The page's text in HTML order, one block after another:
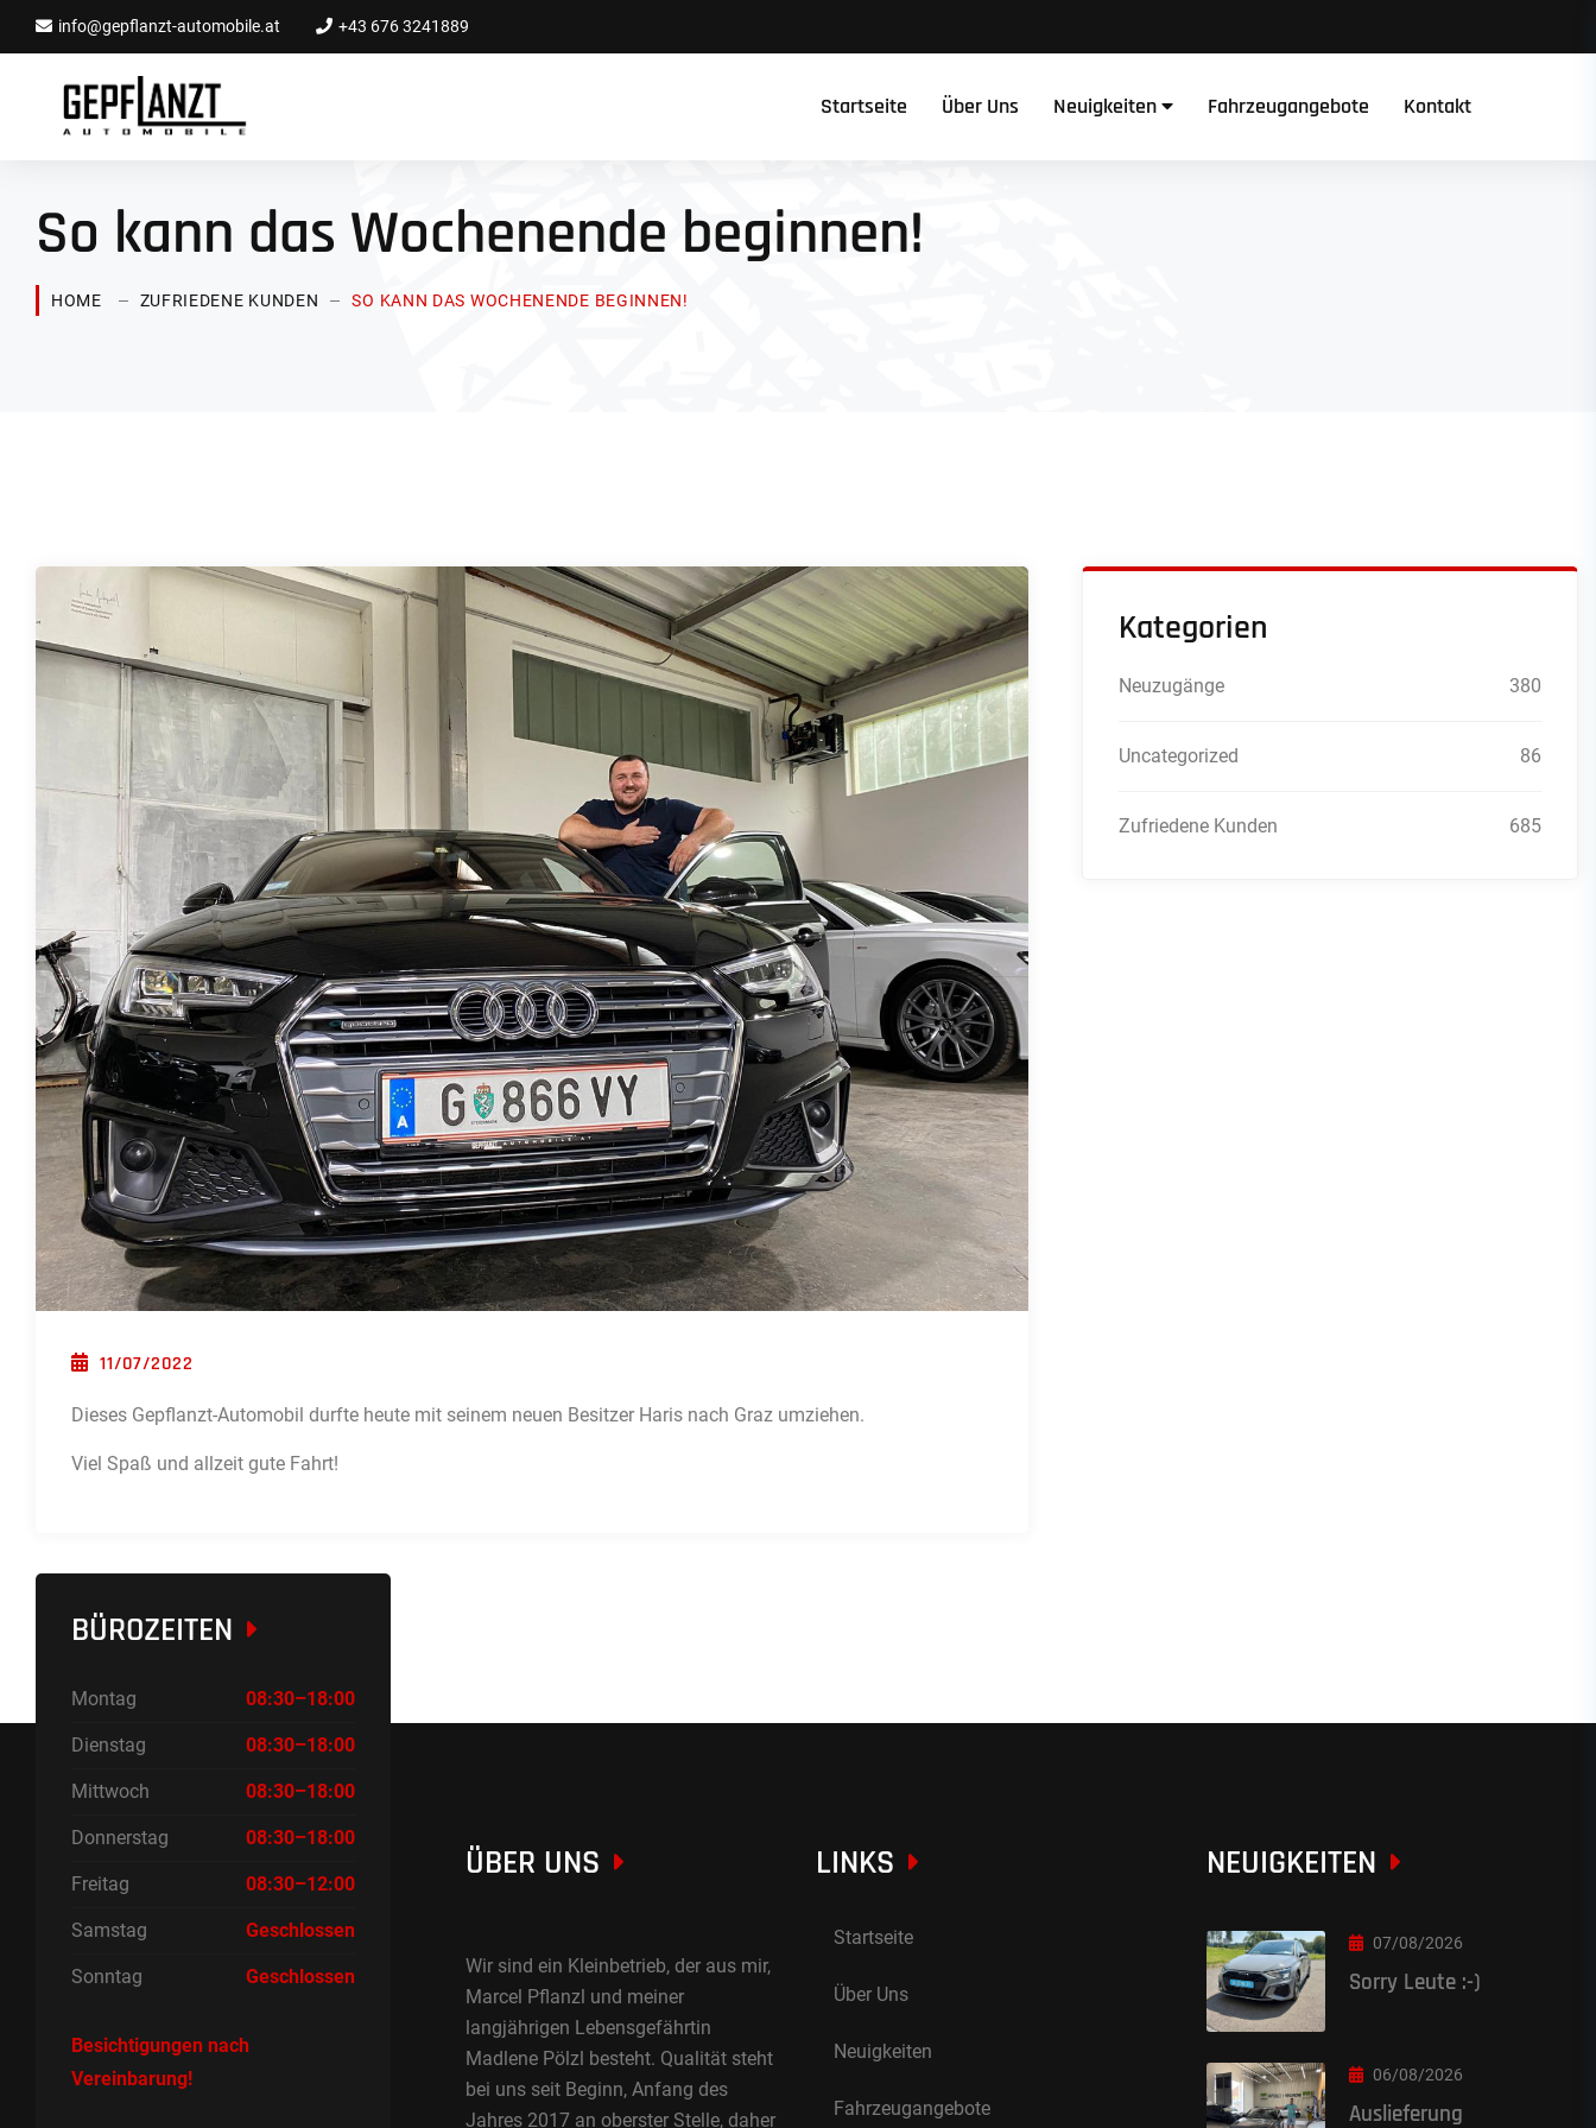
info@gepflanzt-automobile.at +43 676 3241889
Startseite Über Uns Neuigkeiten Fahrzeugangebote Kontakt
So kann das Wochenende beginnen!
HOME ZUFRIEDENE KUNDEN SO KANN DAS WOCHENENDE BEGINNEN!
POSTED ON
11/07/2022
Dieses Gepflanzt-Automobil durfte heute mit seinem neuen Besitzer Haris nach Graz umziehen.
Viel Spaß und allzeit gute Fahrt!
Kategorien
Neuzugänge 380
Uncategorized 86
Zufriedene Kunden 685
BÜROZEITEN
Montag 08:30–18:00
Dienstag 08:30–18:00
Mittwoch 08:30–18:00
Donnerstag 08:30–18:00
Freitag 08:30–12:00
Samstag Geschlossen
Sonntag Geschlossen
Besichtigungen nach
Vereinbarung!
ÜBER UNS
Wir sind ein Kleinbetrieb, der aus mir,
Marcel Pflanzl und meiner
langjährigen Lebensgefährtin
Madlene Pölzl besteht. Qualität steht
bei uns seit Beginn, Anfang des
Jahres 2017 an oberster Stelle, daher
LINKS
Startseite
Über Uns
Neuigkeiten
Fahrzeugangebote
NEUIGKEITEN
07/08/2026
Sorry Leute :-)
06/08/2026
Auslieferung